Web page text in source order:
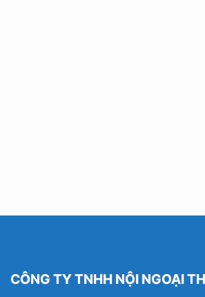
CÔNG TY TNHH NỘI NGOẠI